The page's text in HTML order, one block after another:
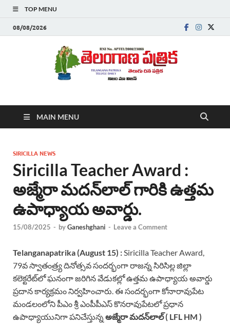
TOP MENU
08/08/2026
Telanganapatrika
,Latest Telangana News, Rajanna Sircilla News, Telangana
Breaking News, Telugu Newspaper Online, Today Telugu News,
తెలుగు వార్తలు , బ్రేకింగ్ న్యూస్ తెలుగులో , తెలంగాణ లో తాజా అప్‌డేట్స్ ,
తెలుగు న్యూస్ పేపర్
MAIN MENU
SIRICILLA NEWS
Siricilla Teacher Award :
అజ్మేరా మదన్‌లాల్ గారికి ఉత్తమ
ఉపాధ్యాయ అవార్డు.
15/08/2025 - byGaneshghani - Leave a Comment
Telanganapatrika (August 15) :Siricilla Teacher Award,
79వ స్వాతంత్ర్య దినోత్సవ సందర్భంగా రాజన్న సిరిసిల్ల జిల్లా
కలెక్టరేట్‌లో ఘనంగా జరిగిన వేడుకల్లో ఉత్తమ ఉపాధ్యాయ అవార్డు
ప్రదాన కార్యక్రమం నిర్వహించారు. ఈ సందర్భంగా కోనారావుపేట
మండలంలోని పీఎం శ్రీ ఎంపీపీఎస్ కొనరావుపేటలో ప్రధాన
ఉపాధ్యాయునిగా పనిచేస్తున్న అజ్మేరా మదన్‌లాల్ ( LFL HM )